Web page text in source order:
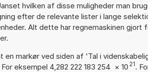
hvilken af disse muligheder man
efter de relevante lister i lange
Alt dette har regnemaskinen gjort
en markør ved siden af 'Tal i
eksempel 4,282 222 183 254 × 10 21.